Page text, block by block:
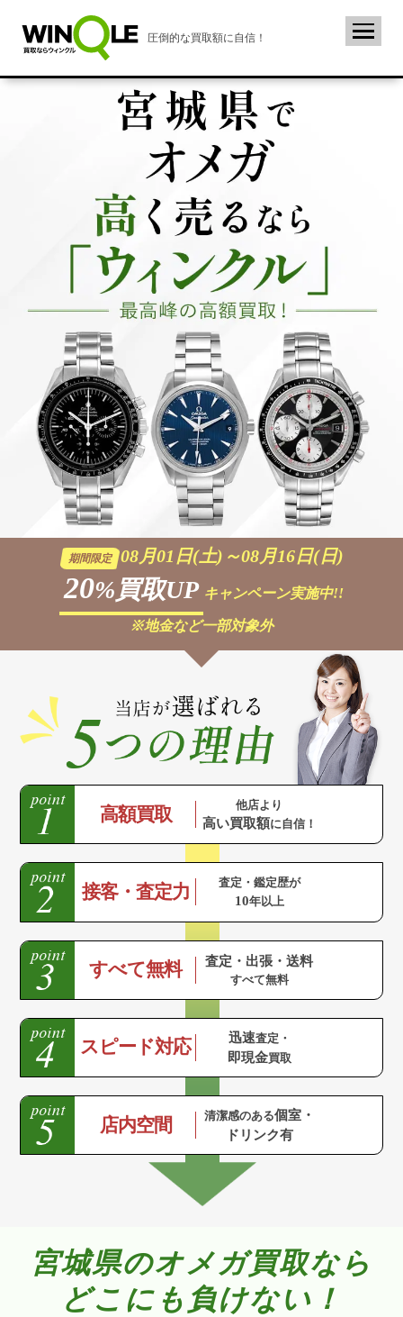
圧倒的な買取額に自信！
期間限定 08月01日(土)～08月16日(日)
20%買取UP キャンペーン実施中!!
※地金など一部対象外
高額買取 他店より
高い買取額に自信！
接客・査定力 査定・鑑定歴が
10年以上
すべて無料 査定・出張・送料
すべて無料
スピード対応 迅速査定・
即現金買取
店内空間 清潔感のある個室・
ドリンク有
宮城県のオメガ買取なら
どこにも負けない！